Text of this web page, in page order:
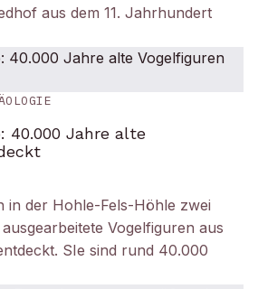
aus dem 11. Jahrhundert
40.000 Jahre alte
in der Hohle-Fels-Höhle zwei
Vogelfiguren aus
SIe sind rund 40.000